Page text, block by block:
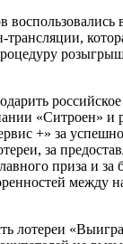
воспользовались
российское
«Ситроен» и
+» за
за
приза и за
между
лотереи